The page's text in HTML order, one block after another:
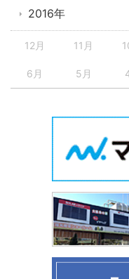
2016年
12月 11月
6月 5月